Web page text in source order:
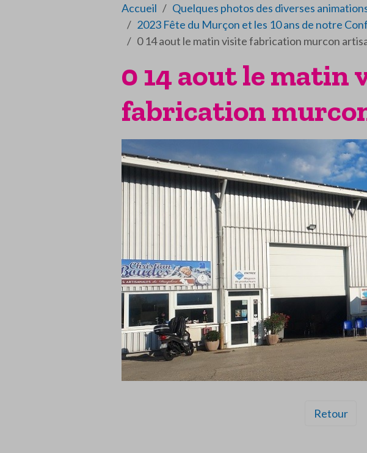
Accueil
Quelques photos des diverses
2023 Fête du Murçon et les 10 ans de notre
0 14 aout le matin visite fabrication murcon
0 14 aout le matin
fabrication
Retour